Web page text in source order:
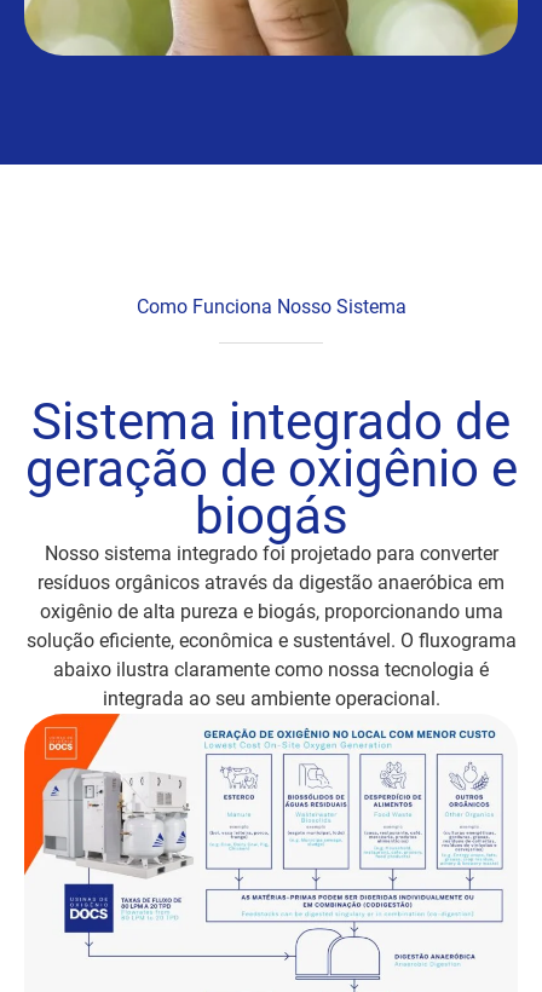
Como Funciona Nosso Sistema
Sistema integrado de
geração de oxigênio e
biogás
Nosso sistema integrado foi projetado para converter
resíduos orgânicos através da digestão anaeróbica em
oxigênio de alta pureza e biogás, proporcionando uma
solução eficiente, econômica e sustentável. O fluxograma
abaixo ilustra claramente como nossa tecnologia é
integrada ao seu ambiente operacional.